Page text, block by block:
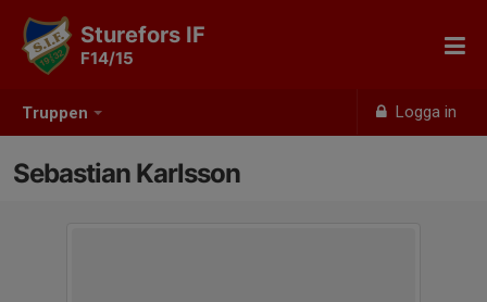
Truppen Logga in
Sturefors IF
F14/15
Sebastian Karlsson